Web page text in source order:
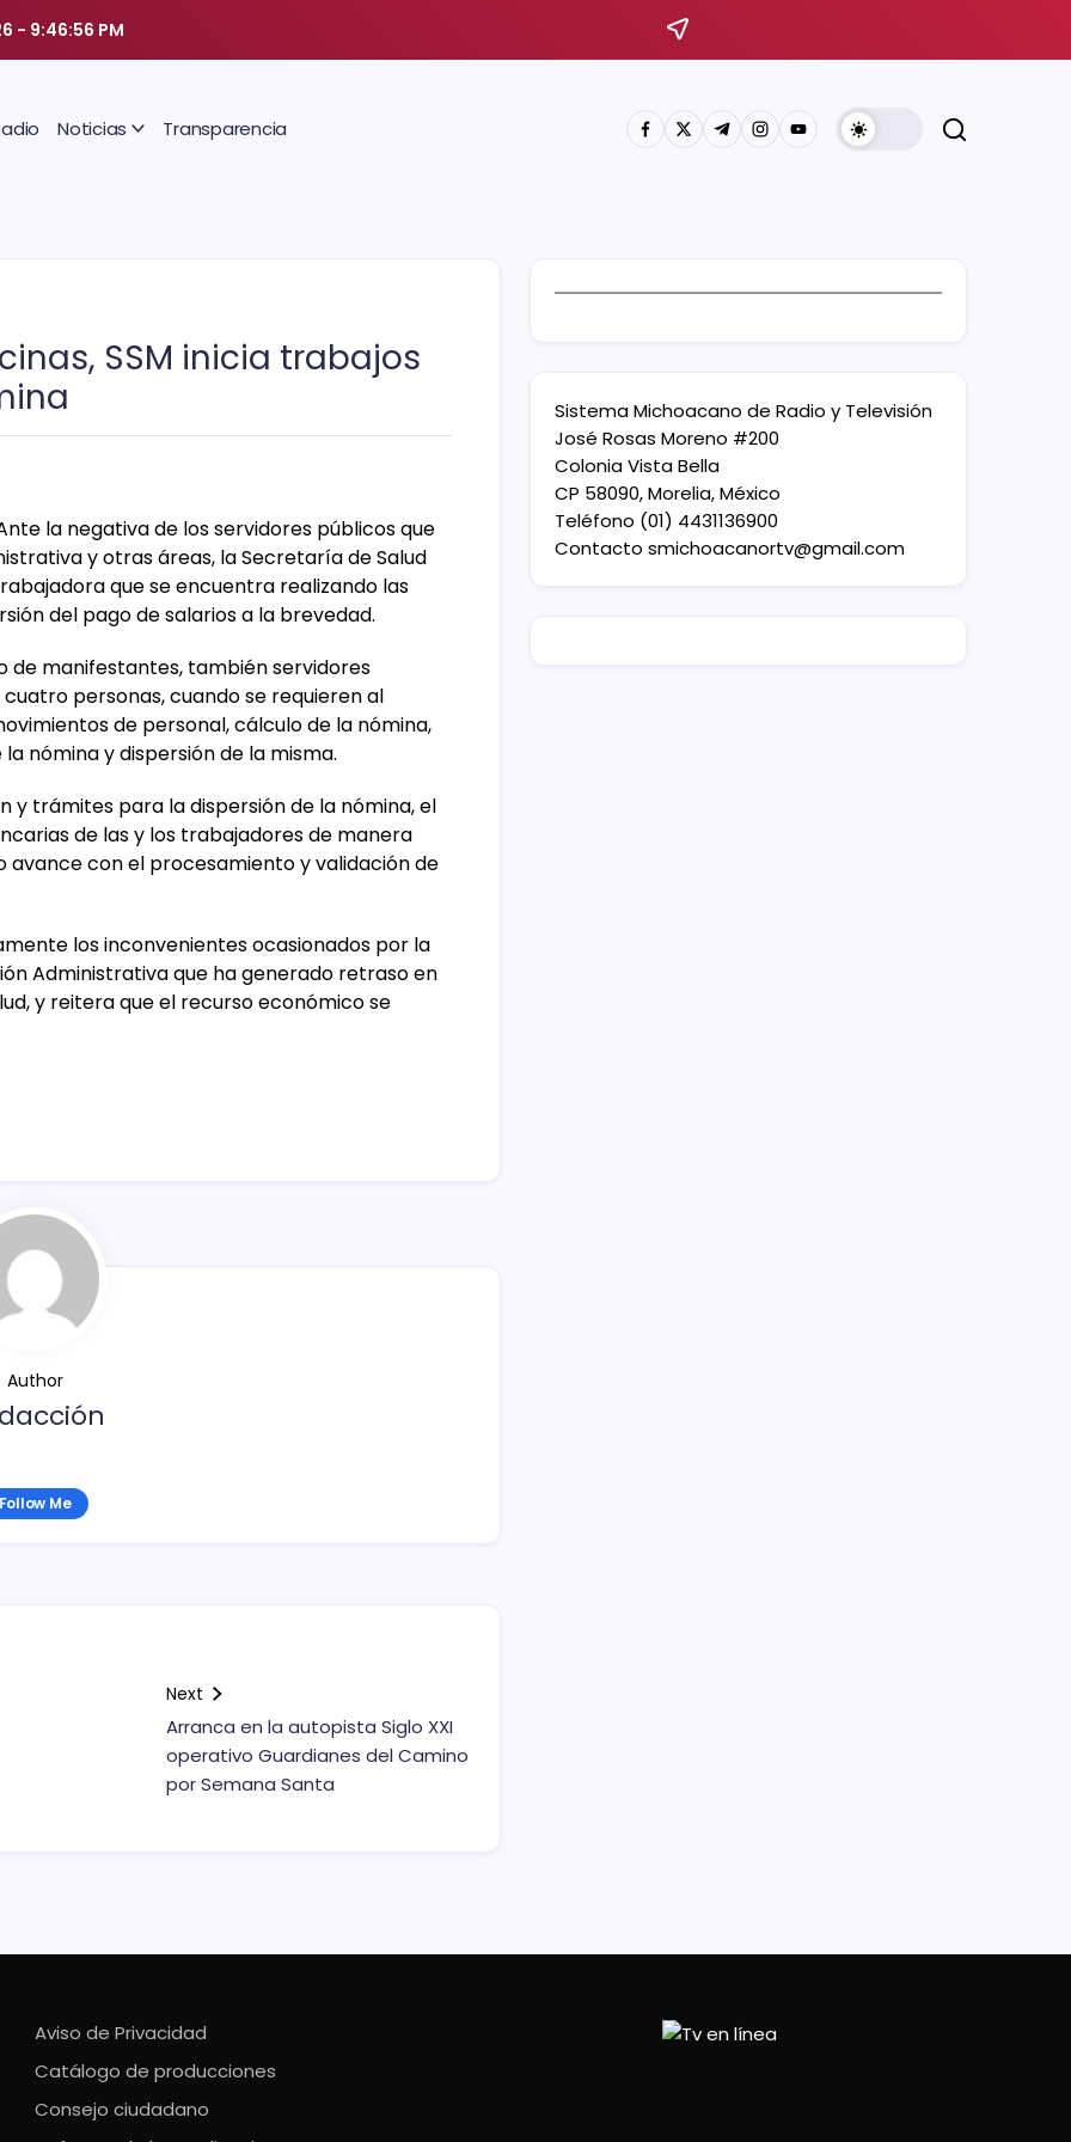
- 9:46:57 PM
Noticias Transparencia
SSM inicia trabajos
la negativa de los servidores públicos que
y otras áreas, la Secretaría de Salud
que se encuentra realizando las
del pago de salarios a la brevedad.
de manifestantes, también servidores
personas, cuando se requieren al
de personal, cálculo de la nómina,
nómina y dispersión de la misma.
y trámites para la dispersión de la nómina, el
de las y los trabajadores de manera
con el procesamiento y validación de
los inconvenientes ocasionados por la
Administrativa que ha generado retraso en
y reitera que el recurso económico se
Author
Follow Me
Next
Arranca en la autopista Siglo XXI
operativo Guardianes del Camino
por Semana Santa
Sistema Michoacano de Radio y Televisión
José Rosas Moreno #200
Colonia Vista Bella
CP 58090, Morelia, México
Teléfono (01) 4431136900
Contacto smichoacanortv@gmail.com
Aviso de Privacidad
Catálogo de producciones
Consejo ciudadano